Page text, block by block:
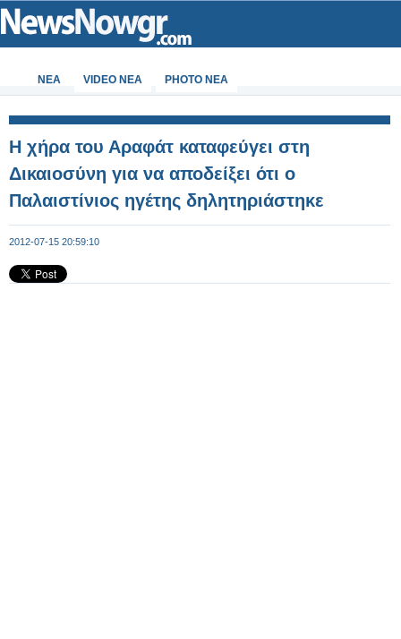
ΝΕΑ VIDEO NEA PHOTO NEA
H χήρα του Αραφάτ καταφεύγει στη
Δικαιοσύνη για να αποδείξει ότι ο
Παλαιστίνιος ηγέτης δηλητηριάστηκε
2012-07-15 20:59:10